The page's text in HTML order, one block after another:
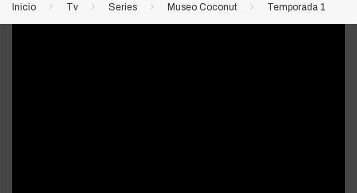
Inicio Tv Series Museo Coconut Temporada 1